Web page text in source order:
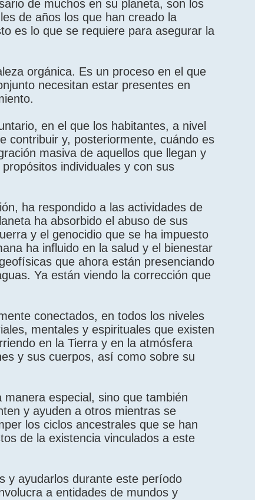
de muchos en su planeta, son los
de años los que han creado la
es lo que se requiere para asegurar la
orgánica. Es un proceso en el que
necesitan estar presentes en
en el que los habitantes, a nivel
contribuir y, posteriormente, cuándo es
masiva de aquellos que llegan y
individuales y con sus
ha respondido a las actividades de
ha absorbido el abuso de sus
y el genocidio que se ha impuesto
ha influido en la salud y el bienestar
que ahora están presenciando
Ya están viendo la corrección que
conectados, en todos los niveles
mentales y espirituales que existen
en la Tierra y en la atmósfera
y sus cuerpos, así como sobre su
especial, sino que también
y ayuden a otros mientras se
los ciclos ancestrales que se han
de la existencia vinculados a este
y ayudarlos durante este período
a entidades de mundos y